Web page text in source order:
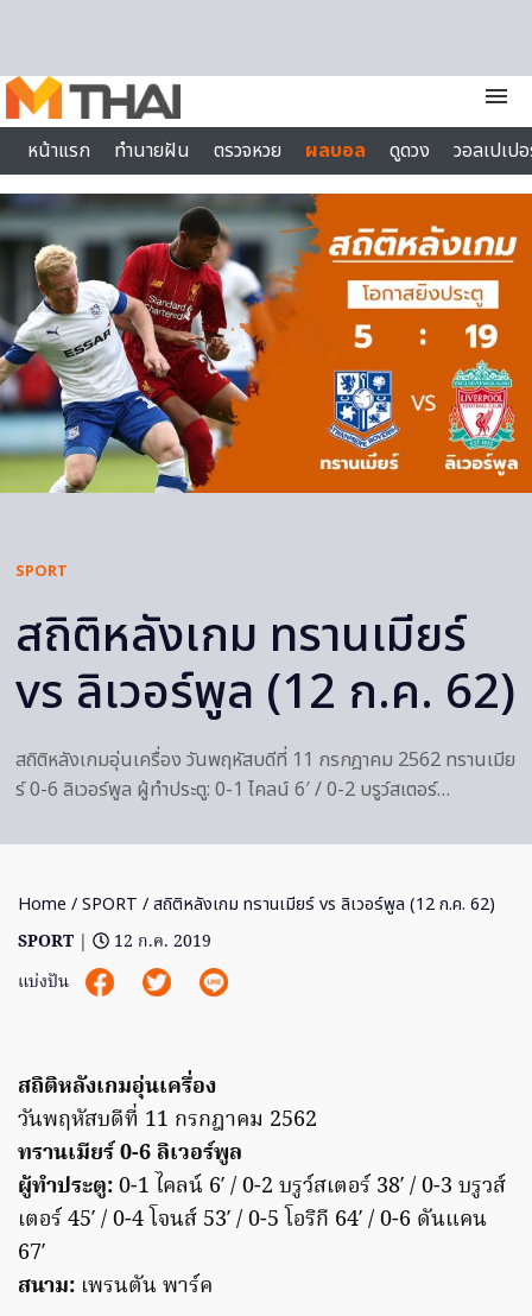
menu
หน้าแรก
ทำนายฝัน ตรวจหวย ผลบอล ดูดวง
วอลเปเป
ไลฟ์สไตล์
SPORT
สถิติหลังเกม ทรานเมียร์
vs ลิเวอร์พูล (12 ก.ค. 62)
สถิติหลังเกมอุ่นเครื่อง วันพฤหัสบดีที่ 11 กรกฎาคม 2562 ทรานเมีย
ร์ 0-6 ลิเวอร์พูล ผู้ทำประตู: 0-1 ไคลน์ 6′ / 0-2 บรูว์สเตอร์…
Home /SPORT / สถิติหลังเกม ทรานเมียร์ vs ลิเวอร์พูล (12 ก.ค. 62)
SPORT |
12 ก.ค. 2019
แบ่งปัน
สถิติหลังเกมอุ่นเครื่อง
วันพฤหัสบดีที่ 11 กรกฎาคม 2562
ทรานเมียร์ 0-6 ลิเวอร์พูล
ผู้ทำประตู:0-1 ไคลน์ 6′ / 0-2 บรูว์สเตอร์ 38′ / 0-3 บรูวส์
เตอร์ 45′ / 0-4 โจนส์ 53′ / 0-5 โอริกี 64′ / 0-6 ดันแคน
67′
สนาม: เพรนตัน พาร์ค